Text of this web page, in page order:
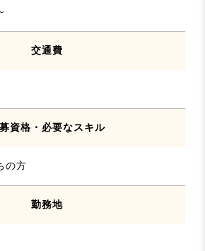
交通費
資格・必要なスキル
の方
勤務地